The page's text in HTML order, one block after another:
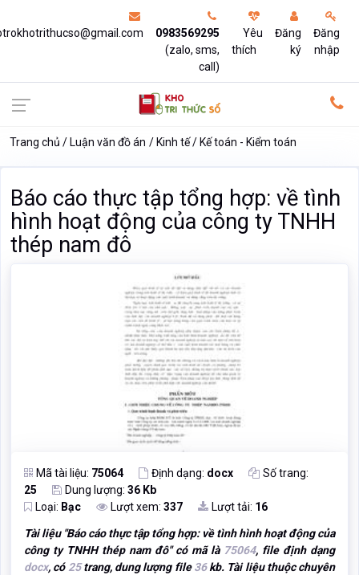
0983569295
(zalo, sms,
call)
Yêu
thích
Đăng
ký
Đăng
nhập
Trang chủ Luận văn đồ án Kinh tế Kế toán - Kiểm toán
Báo cáo thực tập tổng hợp: về tình
hình hoạt động của công ty TNHH
thép nam đô
Mã tài liệu: 75064 Định dạng: docx
Số trang:
25
Dung lượng: 36 Kb
Loại: Bạc Lượt xem: 337 Lượt tải: 16
Tài liệu "Báo cáo thực tập tổng hợp: về tình hình hoạt động của
công ty TNHH thép nam đô" có mã là 75064, file định dạng
docx, có 25trang, dung lượng file36kb. Tài liệu thuộc chuyên